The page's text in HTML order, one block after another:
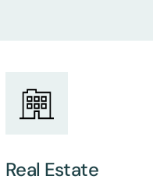
Real Estate